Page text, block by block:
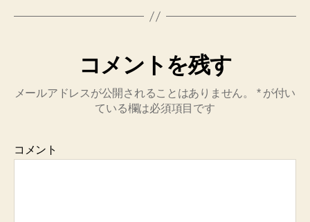
コメントを残す
メールアドレスが公開されることはありません。 *が付い
ている欄は必須項目です
コメント